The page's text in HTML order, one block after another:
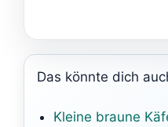
Das könnte dich
Kleine braune